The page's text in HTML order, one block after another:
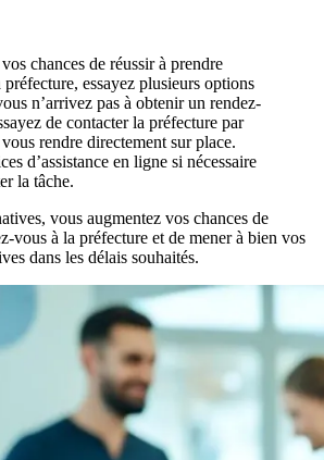
chances de réussir à prendre
essayez plusieurs options
n’arrivez pas à obtenir un rendez-
de contacter la préfecture par
rendre directement sur place.
d’assistance en ligne si nécessaire
la tâche.
vous augmentez vos chances de
vous à la préfecture et de mener à bien vos
dans les délais souhaités.